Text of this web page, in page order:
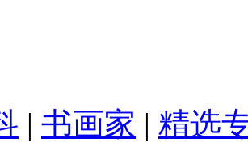
| 书画家 | 精选